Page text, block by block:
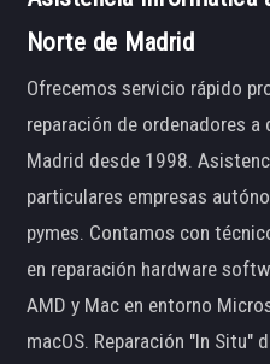
Norte de Madrid
Ofrecemos servicio rápido
reparación de ordenadores
Madrid desde 1998.
particulares empresas
pymes. Contamos con
en reparación hardware
AMD y Mac en entorno
macOS. Reparación "In Situ"